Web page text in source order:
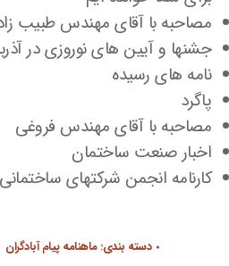
مصاحبه با آقای مهندس طبیب
جشنها و آیین های نوروزی در
نامه های رسیده
پاگرد
مصاحبه با آقای مهندس فروغی
اخبار صنعت ساختمان
کارنامه انجمن شرکتهای ساختمانی
دسته بندی:ماهنامه پیام آبادگران